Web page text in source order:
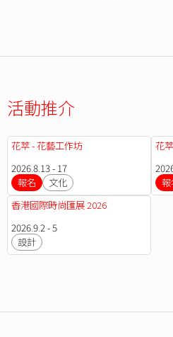
活動推介
花萃 - 花藝工作坊
2026.8.13 - 17
報名
文化
花
報
香港國際時尚匯展 2026
2026.9.2 - 5
設計